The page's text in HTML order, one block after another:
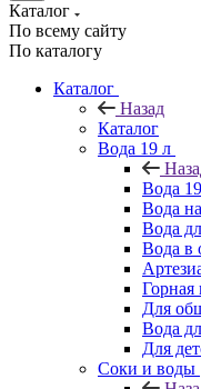
Каталог
По всему сайту
По каталогу
Каталог
Назад
Каталог
Вода 19 л
Вода
Вода
Вода
Вода в
Горная
Для
Вода
Для
Соки и воды